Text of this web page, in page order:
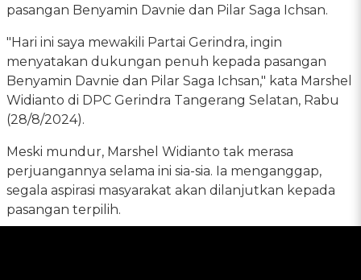
pasangan Benyamin Davnie dan Pilar Saga Ichsan.
"Hari ini saya mewakili Partai Gerindra, ingin
menyatakan dukungan penuh kepada pasangan
Benyamin Davnie dan Pilar Saga Ichsan," kata Marshel
Widianto di DPC Gerindra Tangerang Selatan, Rabu
(28/8/2024).
Meski mundur, Marshel Widianto tak merasa
perjuangannya selama ini sia-sia. Ia menganggap,
segala aspirasi masyarakat akan dilanjutkan kepada
pasangan terpilih.